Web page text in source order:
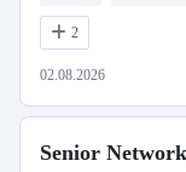
2
02.08.2026
Senior